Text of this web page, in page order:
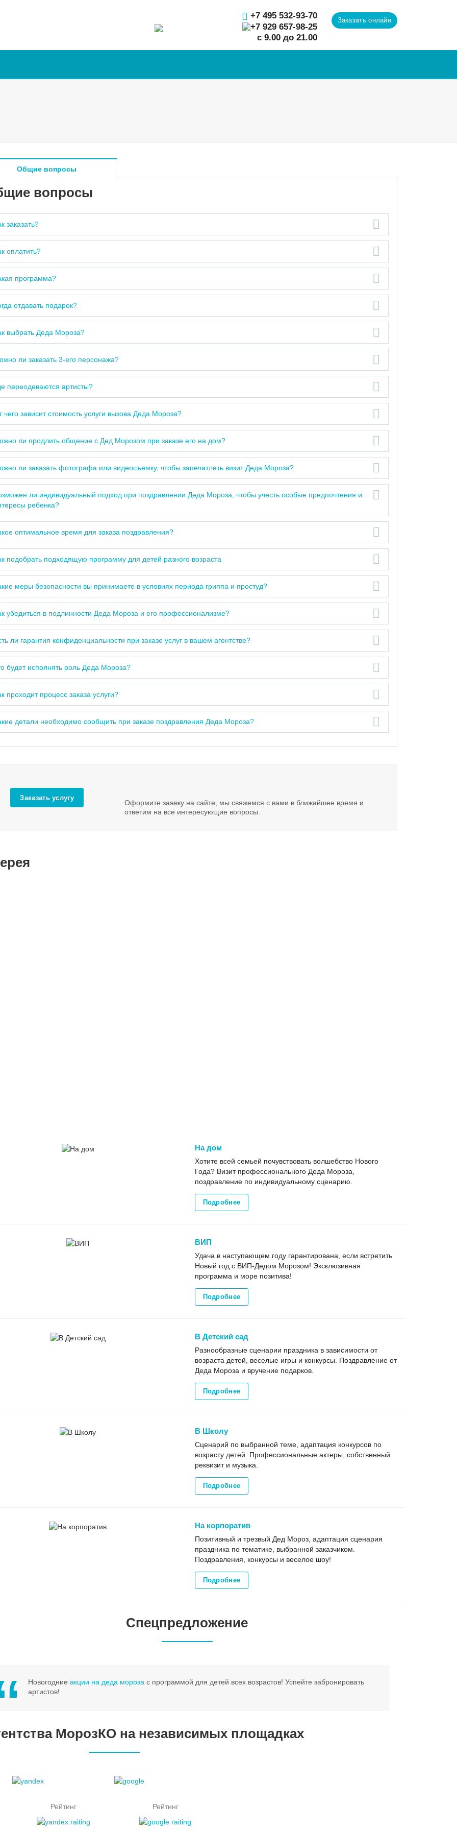
Заказать онлайн
+7 495 532-93-70
+7 929 657-98-25
с 9.00 до 21.00
Общие вопросы
вопросы
заказать?
оплатить?
программа?
отдавать подарок?
выбрать Деда Мороза?
ли заказать 3-его персонажа?
переодеваются артисты?
чего зависит стоимость услуги вызова Деда Мороза?
ли продлить общение с Дед Морозом при заказе его на дом?
ли заказать фотографа или видеосъемку, чтобы запечатлеть визит Деда Мороза?
ли индивидуальный подход при поздравлении Деда Мороза, чтобы учесть особые предпочтения и
ребенка?
оптимальное время для заказа поздравления?
подобрать подходящую программу для детей разного возраста
меры безопасности вы принимаете в условиях периода гриппа и простуд?
убедиться в подлинности Деда Мороза и его профессионализме?
ли гарантия конфиденциальности при заказе услуг в вашем агентстве?
будет исполнять роль Деда Мороза?
проходит процесс заказа услуги?
детали необходимо сообщить при заказе поздравления Деда Мороза?
Заказать услугу
Оформите заявку на сайте, мы свяжемся с вами в ближайшее время и
ответим на все интересующие вопросы.
На дом
Хотите всей семьей почувствовать волшебство Нового
Года? Визит профессионального Деда Мороза,
поздравление по индивидуальному сценарию.
Подробнее
ВИП
Удача в наступающем году гарантирована, если встретить
Новый год с ВИП-Дедом Морозом! Эксклюзивная
программа и море позитива!
Подробнее
В Детский сад
Разнообразные сценарии праздника в зависимости от
возраста детей, веселые игры и конкурсы. Поздравление от
Деда Мороза и вручение подарков.
Подробнее
В Школу
Сценарий по выбранной теме, адаптация конкурсов по
возрасту детей. Профессиональные актеры, собственный
реквизит и музыка.
Подробнее
На корпоратив
Позитивный и трезвый Дед Мороз, адаптация сценария
праздника по тематике, выбранной заказчиком.
Поздравления, конкурсы и веселое шоу!
Подробнее
Спецпредложение
Новогодние акции на деда мороза с программой для детей всех возрастов! Успейте забронировать
артистов!
МорозКО на независимых площадках
Рейтинг Рейтинг